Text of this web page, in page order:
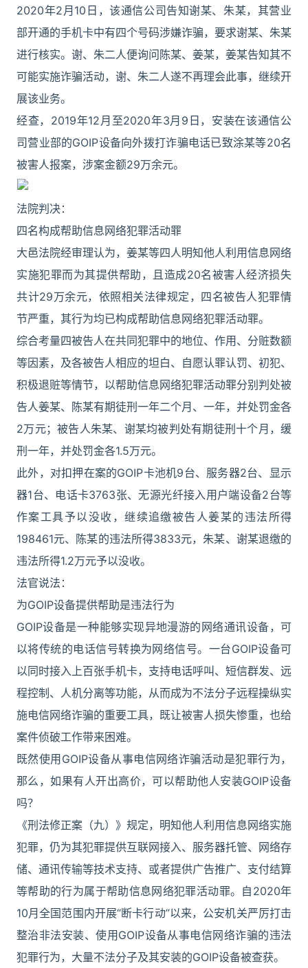
2020年2月10日，该通信公司告知谢某、朱某，其营业
部开通的手机卡中有四个号码涉嫌诈骗，要求谢某、朱某
进行核实。谢、朱二人便询问陈某、姜某，姜某告知其不
可能实施诈骗活动，谢、朱二人遂不再理会此事，继续开
展该业务。
经查，2019年12月至2020年3月9日，安装在该通信公
司营业部的GOIP设备向外拨打诈骗电话已致涂某等20名
被害人报案，涉案金额29万余元。
法院判决：
四名构成帮助信息网络犯罪活动罪
大邑法院经审理认为，姜某等四人明知他人利用信息网络
实施犯罪而为其提供帮助，且造成20名被害人经济损失
共计29万余元，依照相关法律规定，四名被告人犯罪情
节严重，其行为均已构成帮助信息网络犯罪活动罪。
综合考量四被告人在共同犯罪中的地位、作用、分赃数额
等因素，及各被告人相应的坦白、自愿认罪认罚、初犯、
积极退赃等情节，以帮助信息网络犯罪活动罪分别判处被
告人姜某、陈某有期徒刑一年二个月、一年，并处罚金各
2万元；被告人朱某、谢某均被判处有期徒刑十个月，缓
刑一年，并处罚金各1.5万元。
此外，对扣押在案的GOIP卡池机9台、服务器2台、显示
器1台、电话卡3763张、无源光纤接入用户端设备2台等
作案工具予以没收，继续追缴被告人姜某的违法所得
198461元、陈某的违法所得3833元，朱某、谢某退缴的
违法所得1.2万元予以没收。
法官说法：
为GOIP设备提供帮助是违法行为
GOIP设备是一种能够实现异地漫游的网络通讯设备，可
以将传统的电话信号转换为网络信号。一台GOIP设备可
以同时接入上百张手机卡，支持电话呼叫、短信群发、远
程控制、人机分离等功能，从而成为不法分子远程操纵实
施电信网络诈骗的重要工具，既让被害人损失惨重，也给
案件侦破工作带来困难。
既然使用GOIP设备从事电信网络诈骗活动是犯罪行为，
那么，如果有人开出高价，可以帮助他人安装GOIP设备
吗？
《刑法修正案（九）》规定，明知他人利用信息网络实施
犯罪，仍为其犯罪提供互联网接入、服务器托管、网络存
储、通讯传输等技术支持、或者提供广告推广、支付结算
等帮助的行为属于帮助信息网络犯罪活动罪。自2020年
10月全国范围内开展“断卡行动”以来，公安机关严厉打击
整治非法安装、使用GOIP设备从事电信网络诈骗的违法
犯罪行为，大量不法分子及其安装的GOIP设备被查获。